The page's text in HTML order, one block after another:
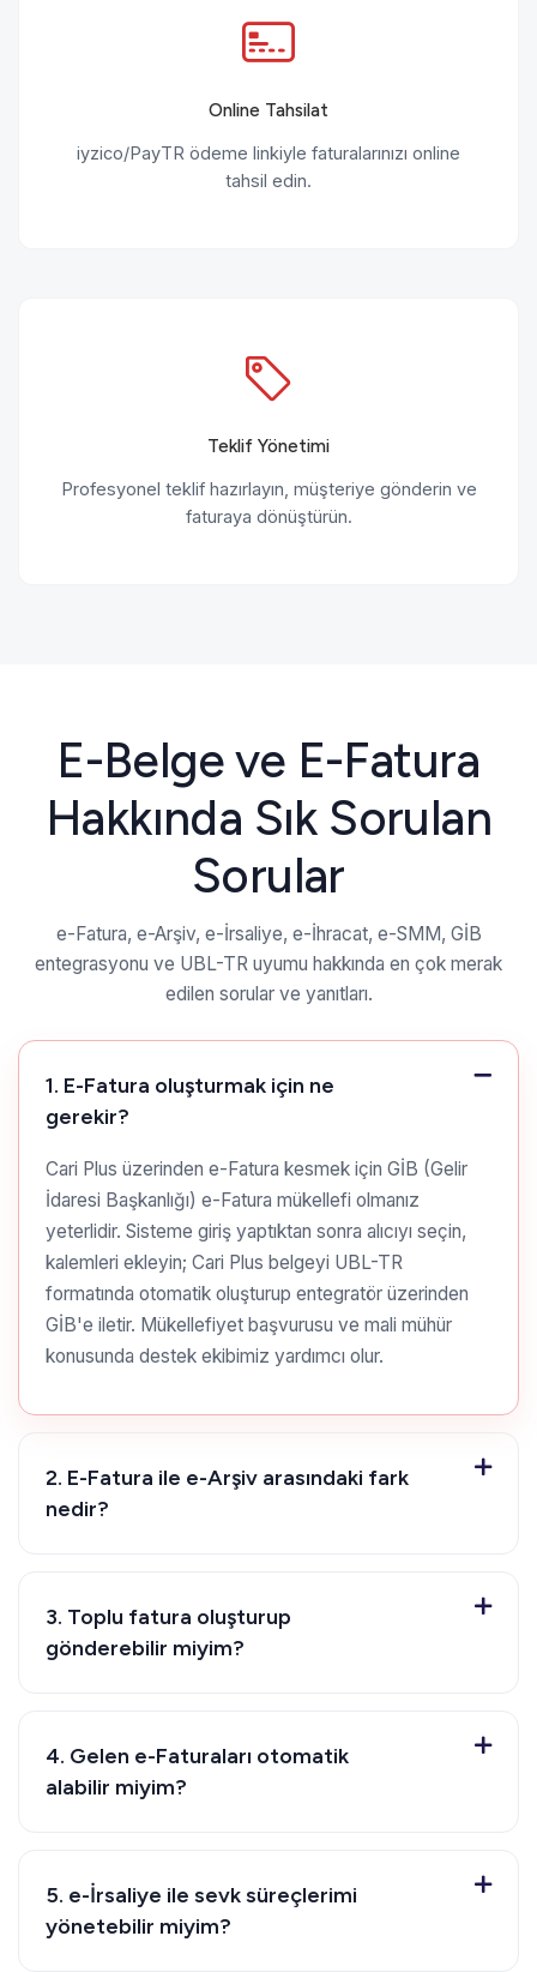
Online Tahsilat
iyzico/PayTR ödeme linkiyle faturalarınızı online
tahsil edin.
Teklif Yönetimi
Profesyonel teklif hazırlayın, müşteriye gönderin ve
faturaya dönüştürün.
E-Belge ve E-Fatura
Hakkında Sık Sorulan
Sorular
e-Fatura, e-Arşiv, e-İrsaliye, e-İhracat, e-SMM, GİB
entegrasyonu ve UBL-TR uyumu hakkında en çok merak
edilen sorular ve yanıtları.
1. E-Fatura oluşturmak için ne
gerekir?
Cari Plus üzerinden e-Fatura kesmek için GİB (Gelir
İdaresi Başkanlığı) e-Fatura mükellefi olmanız
yeterlidir. Sisteme giriş yaptıktan sonra alıcıyı seçin,
kalemleri ekleyin; Cari Plus belgeyi UBL-TR
formatında otomatik oluşturup entegratör üzerinden
GİB'e iletir. Mükellefiyet başvurusu ve mali mühür
konusunda destek ekibimiz yardımcı olur.
2. E-Fatura ile e-Arşiv arasındaki fark
nedir?
3. Toplu fatura oluşturup
gönderebilir miyim?
4. Gelen e-Faturaları otomatik
alabilir miyim?
5. e-İrsaliye ile sevk süreçlerimi
yönetebilir miyim?